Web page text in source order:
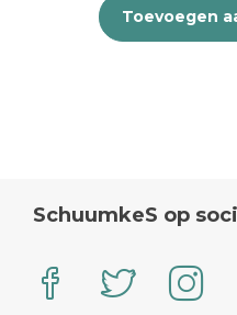
Toevoegen
SchuumkeS op